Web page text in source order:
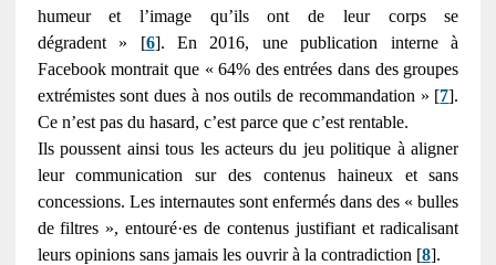
humeur et l’image qu’ils ont de leur corps se
dégradent » [6]. En 2016, une publication interne à
Facebook montrait que « 64% des entrées dans des groupes
extrémistes sont dues à nos outils de recommandation » [7].
Ce n’est pas du hasard, c’est parce que c’est rentable.
Ils poussent ainsi tous les acteurs du jeu politique à aligner
leur communication sur des contenus haineux et sans
concessions. Les internautes sont enfermés dans des « bulles
de filtres », entouré·es de contenus justifiant et radicalisant
leurs opinions sans jamais les ouvrir à la contradiction [8].